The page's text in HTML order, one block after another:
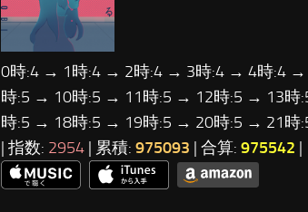
0時:4 → 1時:4 → 2時:4 → 3時:4 → 4時:4
時:5 → 10時:5 → 11時:5 → 12時:5 → 13
時:5 → 18時:5 → 19時:5 → 20時:5 → 21時
| 指数: 2954 | 累積: 975093 | 合算: 975542 |